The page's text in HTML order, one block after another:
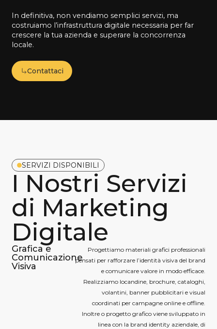
In definitiva, non vendiamo semplici servizi, ma
costruiamo l’infrastruttura digitale necessaria per far
crescere la tua azienda e superare la concorrenza
locale.
Contattaci
SERVIZI DISPONIBILI
I Nostri Servizi
di Marketing
Digitale
Grafica e
Comunicazione
Visiva
Progettiamo materiali grafici professionali
pensati per rafforzare l’identità visiva del brand
e comunicare valore in modo efficace.
Realizziamo locandine, brochure, cataloghi,
volantini, banner pubblicitari e visual
coordinati per campagne online e offline.
Inoltre o progetto grafico viene sviluppato in
linea con la brand identity aziendale, di